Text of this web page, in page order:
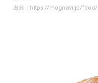
出典： https://mognavi.jp/food/